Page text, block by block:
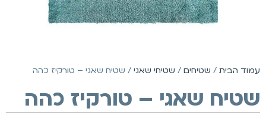
עמוד הבית / שטיחים / שטיחי שאגי / שטיח שאגי – טורקיז כהה
שטיח שאגי – טורקיז כהה